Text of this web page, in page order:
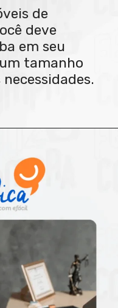
de
deve
em seu
tamanho